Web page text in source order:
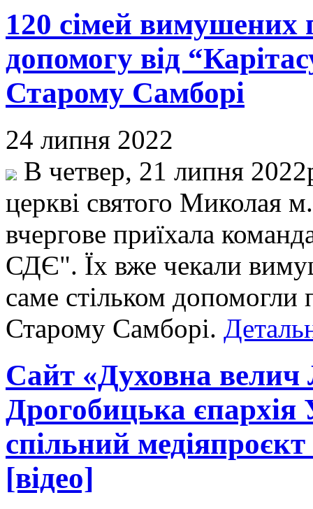
120 сімей вимушених
допомогу від
Старому Самборі
24 липня 2022
В четвер, 21 липня
церкві святого
вчергове приїхала
СДЄ". Їх вже чекали
саме стільком
Старому Самборі.
Сайт «Духовна велич
Дрогобицька
спільний
[відео]